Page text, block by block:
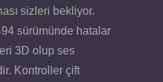
sizleri bekliyor.
sürümünde hatalar
3D olup ses
Kontroller çift